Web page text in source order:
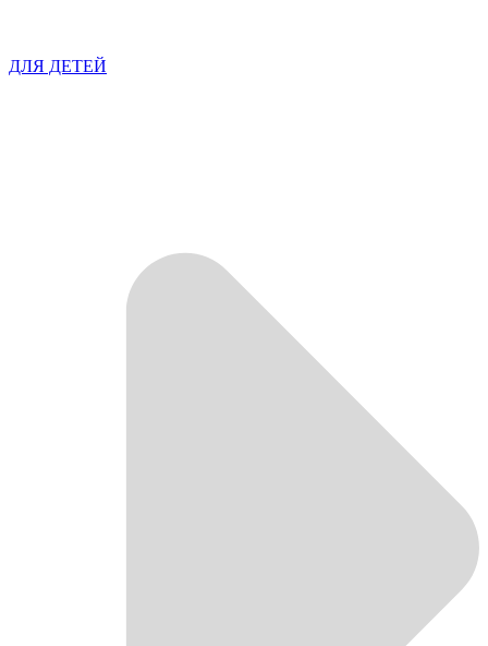
ДЛЯ ДЕТЕЙ